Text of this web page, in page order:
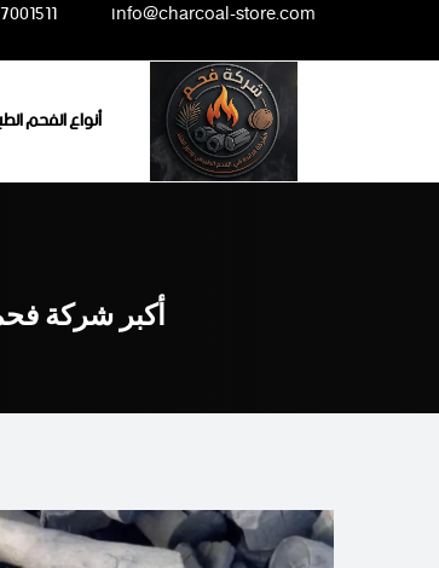
content
info@charcoal-store.com
أنواع الفحم
أكبر شركة